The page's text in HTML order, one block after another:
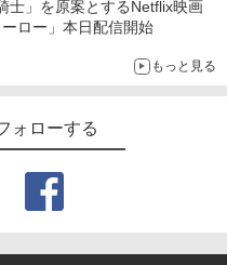
士」を原案とするNetflix映画
ロー」本日配信開始
もっと見る
ォローする